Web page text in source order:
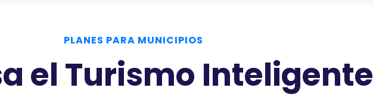
PLANES PARA MUNICIPIOS
el Turismo Inteligente